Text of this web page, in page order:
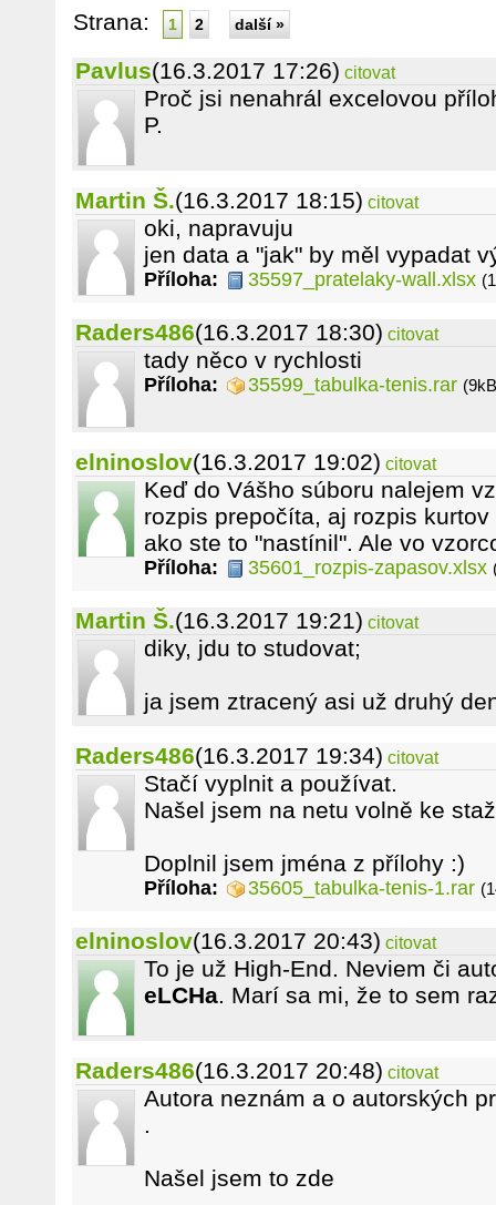
Strana: 1 2 další »
Pavlus(16.3.2017 17:26) citovat
Proč jsi nenahrál excelovou
P.
Martin Š.(16.3.2017 18:15) citovat
oki, napravuju
jen data a "jak" by měl vypadat
Příloha: 35597_pratelaky-wall.xlsx
Raders486(16.3.2017 18:30) citovat
tady něco v rychlosti
Příloha: 35599_tabulka-tenis.rar
elninoslov(16.3.2017 19:02) citovat
Keď do Vášho súboru nalejem
rozpis prepočíta, aj rozpis
ako ste to "nastínil". Ale vo
Příloha: 35601_rozpis-zapasov.xlsx
Martin Š.(16.3.2017 19:21) citovat
diky, jdu to studovat;
ja jsem ztracený asi už druhý
Raders486(16.3.2017 19:34) citovat
Stačí vyplnit a používat.
Našel jsem na netu volně ke
Doplnil jsem jména z přílohy :)
Příloha: 35605_tabulka-tenis-1.rar
elninoslov(16.3.2017 20:43) citovat
To je už High-End. Neviem či
eLCHa. Marí sa mi, že to sem
Raders486(16.3.2017 20:48) citovat
Autora neznám a o autorských
.
Našel jsem to zde